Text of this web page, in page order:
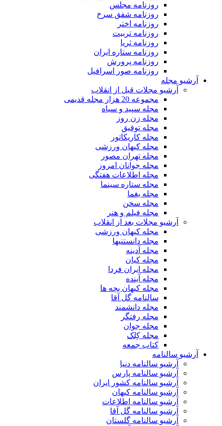
روزنامه مجلس
روزنامه شفق سرخ
روزنامه اختر
روزنامه تربیت
روزنامه ثریا
روزنامه ستاره ایران
روزنامه پرورش
روزنامه صور اسرافیل
آرشیو مجله
آرشیو مجلات قبل از انقلاب
مجموعه 20 هزار مجله قدیمی
مجله سپید و سیاه
مجله زن روز
مجله توفیق
مجله کاریکاتور
مجله کیهان ورزشی
مجله تهران مصور
مجله جوانان امروز
مجله اطلاعات هفتگی
مجله ستاره سینما
مجله یغما
مجله سخن
مجله فیلم و هنر
آرشیو مجلات بعد از انقلاب
مجله کیهان ورزشی
مجله دانستنیها
مجله آدینه
مجله کیان
مجله ایران فردا
مجله آینده
مجله کیهان بچه ها
سالنامه گل آقا
مجله دانشمند
مجله رفتگر
مجله جوان
مجله کِلک
کتاب جمعه
آرشیو سالنامه
آرشیو سالنامه دنیا
آرشیو سالنامه پارس
آرشیو سالنامه کشور ایران
آرشیو سالنامه کیهان
آرشیو سالنامه اطلاعات
آرشیو سالنامه گل آقا
آرشیو سالنامه گلستان